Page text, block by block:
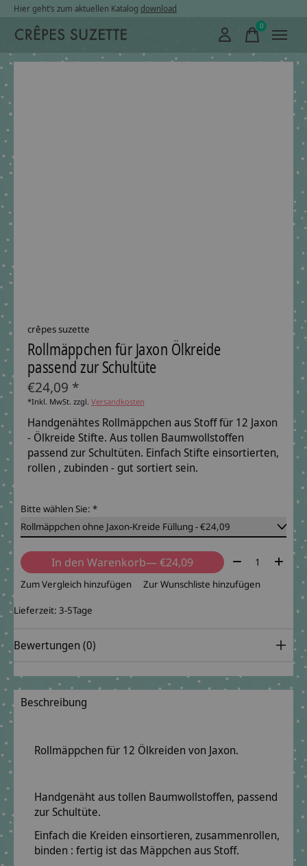
Hier geht’s zum aktuellen Katalog download
0items
crêpes suzette
Rollmäppchen für Jaxon Ölkreide
passend zur Schultüte
€24,09 *
*Inkl. MwSt. zzgl. Versandkosten
Handgenähtes Rollmäppchen aus Stoff für 12 Jaxon
- Ölkreide Stifte. Aus tollen Baumwollstoffen
passend zur Schultüten. Einfach Stifte einsortierten,
rollen , zubinden - gut sortiert sein.
Bitte wählen Sie: *
In den Warenkorb — €24,09 Menge:
Zum Vergleich hinzufügen Zur Wunschliste hinzufügen
Lieferzeit: 3-5Tage
Bewertungen (0)
Beschreibung
Rollmäppchen für 12 Ölkreiden von Jaxon.
Handgenäht aus tollen Baumwollstoffen, passend
zur Schultüte.
Einfach die Kreiden einsortieren, zusammenrollen,
binden : fertig ist das Mäppchen aus Stoff.